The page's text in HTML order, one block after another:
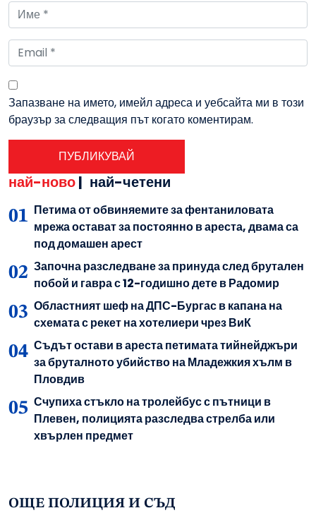
Запазване на името, имейл адреса и уебсайта ми в този
браузър за следващия път когато коментирам.
най-ново| най-четени
Петима от обвиняемите за фентаниловата
мрежа остават за постоянно в ареста, двама са
под домашен арест
Започна разследване за принуда след брутален
побой и гавра с 12-годишно дете в Радомир
Областният шеф на ДПС-Бургас в капана на
схемата с рекет на хотелиери чрез ВиК
Съдът остави в ареста петимата тийнейджъри
за бруталното убийство на Младежкия хълм в
Пловдив
Счупиха стъкло на тролейбус с пътници в
Плевен, полицията разследва стрелба или
хвърлен предмет
ОЩЕ ПОЛИЦИЯ И СЪД